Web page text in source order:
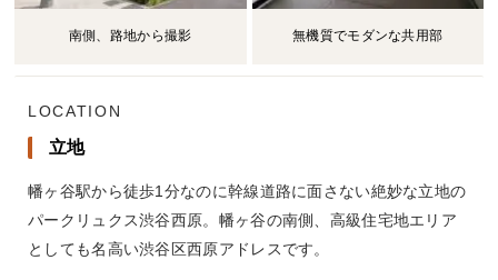
南側、路地から撮影 無機質でモダンな共用部
LOCATION
立地
幡ヶ谷駅から徒歩1分なのに幹線道路に面さない絶妙な立地の
パークリュクス渋谷西原。幡ヶ谷の南側、高級住宅地エリア
としても名高い渋谷区西原アドレスです。